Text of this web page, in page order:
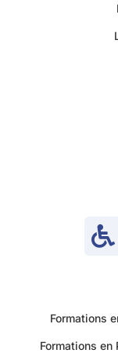

Formations
Formations en